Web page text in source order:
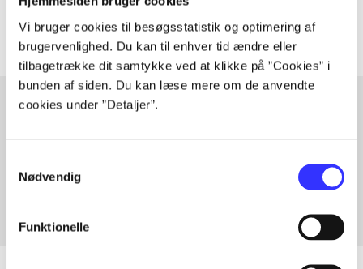
Vi bruger cookies til besøgsstatistik og optimering af
brugervenlighed. Du kan til enhver tid ændre eller
tilbagetrække dit samtykke ved at klikke på ”Cookies” i
bunden af siden. Du kan læse mere om de anvendte
cookies under ”Detaljer”.
Nødvendig
Funktionelle